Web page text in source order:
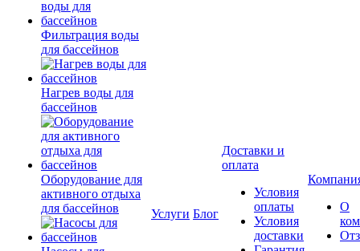
Фильтрация воды
для бассейнов
Нагрев воды для
бассейнов
Оборудование для
активного отдыха
для бассейнов
Услуги Блог
Доставки и
оплата
Условия
оплаты
Условия
доставки
О